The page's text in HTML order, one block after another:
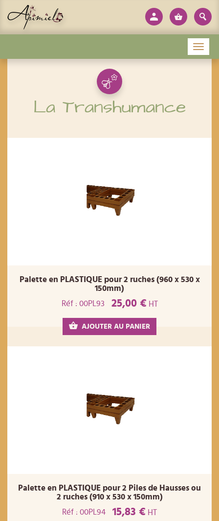
La Transhumance
Palette en PLASTIQUE pour 2 ruches (960 x 530 x
150mm)
Réf : 00PL93
25,00 € HT
AJOUTER AU PANIER
Palette en PLASTIQUE pour 2 Piles de Hausses ou
2 ruches (910 x 530 x 150mm)
Réf : 00PL94
15,83 € HT
Menu
Panneau de gestion des cookies